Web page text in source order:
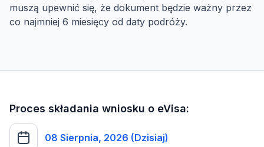
muszą upewnić się, że dokument będzie ważny przez
co najmniej 6 miesięcy od daty podróży.
Proces składania wniosku o eVisa:
08 Sierpnia, 2026 (Dzisiaj)